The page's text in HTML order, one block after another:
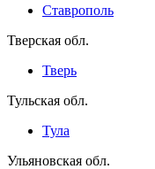
Ставрополь
Тверская обл.
Тверь
Тульская обл.
Тула
Ульяновская обл.